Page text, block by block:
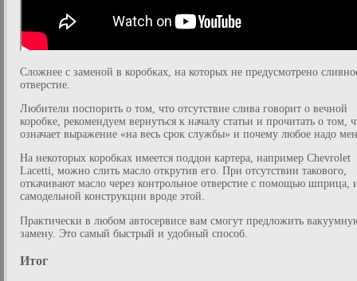
Сложнее с заменой в коробках, на которых не предусмотрено
отверстие.
Любители поспорить о том, что отсутствие слива говорит о вечной
коробке, рекомендуем вернуться к началу статьи и прочитать о том,
означает выражение «на весь срок службы» и почему любое надо
На некоторых коробках имеется поддон картера, например Chevrolet
Lacetti, можно слить масло открутив его. При отсутствии такового,
откачивают масло через контрольное отверстие с помощью шприца,
самодельной конструкции вроде этой.
Практически в любом автосервисе вам смогут предложить
замену. Это самый быстрый и удобный способ.
Итог